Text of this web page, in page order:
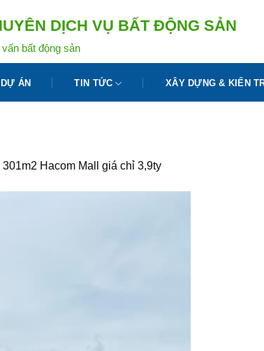
DỊCH VỤ BẤT ĐỘNG SẢN
bất động sản
DỰ ÁN TIN TỨC XÂY DỰNG & KIẾN
Hacom Mall giá chỉ 3,9ty